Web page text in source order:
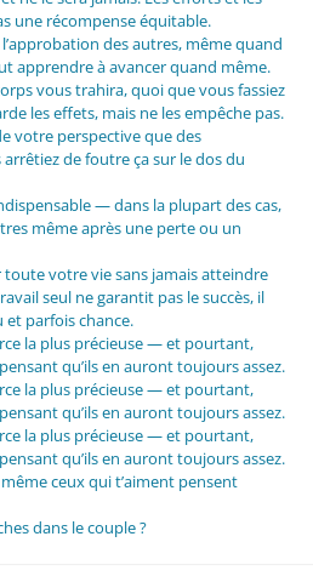
une récompense équitable.
des autres, même quand
apprendre à avancer quand même.
vous trahira, quoi que vous fassiez
les effets, mais ne les empêche pas.
votre perspective que des
de foutre ça sur le dos du
— dans la plupart des cas,
même après une perte ou un
votre vie sans jamais atteindre
seul ne garantit pas le succès, il
et parfois chance.
la plus précieuse — et pourtant,
qu’ils en auront toujours assez.
la plus précieuse — et pourtant,
qu’ils en auront toujours assez.
la plus précieuse — et pourtant,
qu’ils en auront toujours assez.
ceux qui t’aiment pensent
dans le couple ?